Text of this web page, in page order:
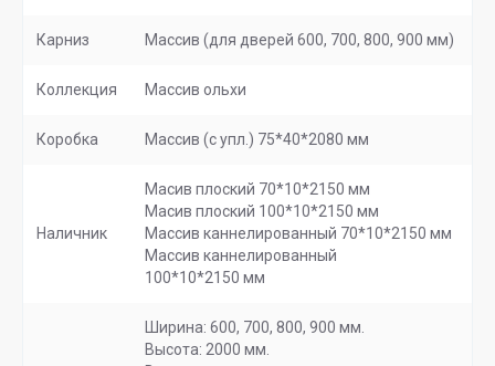
Карниз Массив (для дверей 600, 700, 800, 900 мм)
Коллекция Массив ольхи
Коробка Массив (с упл.) 75*40*2080 мм
Наличник
Масив плоский 70*10*2150 мм
Масив плоский 100*10*2150 мм
Массив каннелированный 70*10*2150 мм
Массив каннелированный
100*10*2150 мм
Ширина: 600, 700, 800, 900 мм.
Высота: 2000 мм.